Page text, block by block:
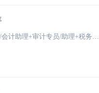
期望职位：税务会计+会计师+财务/会计助理+审计专员/助理+税务专员/助理+税务会计+审计专员/助理+财务主管+会计